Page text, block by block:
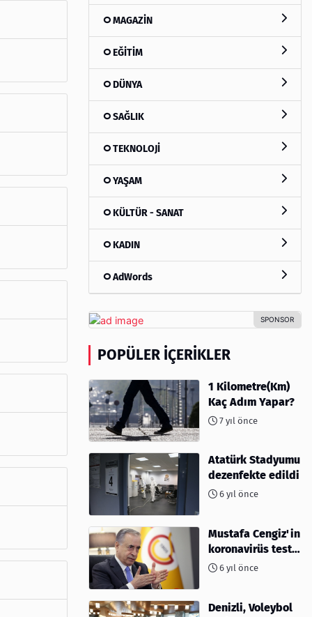
MAGAZİN
EĞİTİM
DÜNYA
SAĞLIK
TEKNOLOJİ
YAŞAM
KÜLTÜR - SANAT
KADIN
AdWords
POPÜLER İÇERIKLER
1 Kilometre(Km)
Kaç Adım Yapar?
7 yıl önce
Atatürk Stadyumu
dezenfekte edildi
6 yıl önce
Mustafa Cengiz'in
koronavirüs test
sonucu açıklandı
6 yıl önce
Denizli, Voleybol